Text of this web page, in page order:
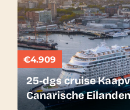
€4.909
25-dgs cruise
Canarische